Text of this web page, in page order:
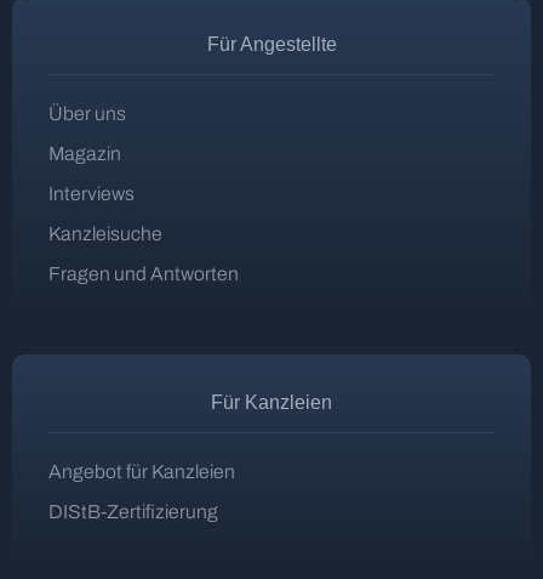
Für Angestellte
Über uns
Magazin
Interviews
Kanzleisuche
Fragen und Antworten
Für Kanzleien
Angebot für Kanzleien
DIStB-Zertifizierung